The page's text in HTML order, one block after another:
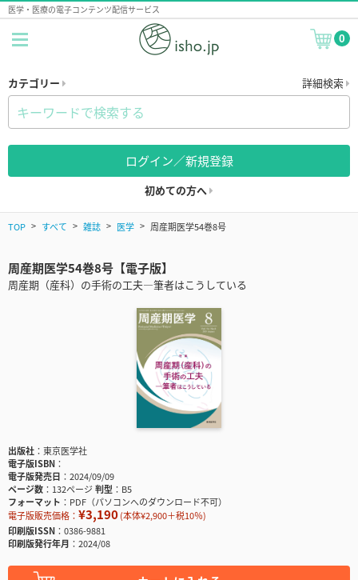
医学・医療の電子コンテンツ配信サービス
0
カテゴリー 詳細検索
ログイン／新規登録
初めての方へ
TOP すべて 雑誌 医学 周産期医学54巻8号
周産期医学54巻8号【電子版】
周産期（産科）の手術の工夫―筆者はこうしている
出版社
東京医学社
電子版ISBN
電子版発売日
2024/09/09
ページ数
132ページ判型
B5
フォーマット
PDF（パソコンへのダウンロード不可）
電子版販売価格： ¥3,190(本体¥2,900＋税10％)
印刷版ISSN
0386-9881
印刷版発行年月
2024/08